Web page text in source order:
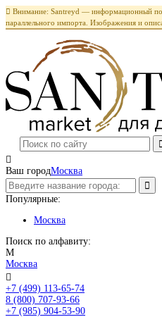
 Внимание: Santreyd — информационный
параллельного импорта. Изображения и

Ваш городМосква
Популярные:
Москва
Поиск по алфавиту:
М
Москва

+7 (499) 113-65-74
8 (800) 707-93-66
+7 (985) 904-53-90